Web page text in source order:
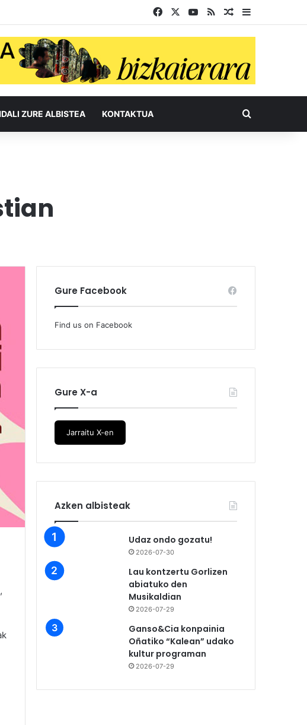
Facebook YouTube
RSS Ausazko
ZURE ALBISTEA KONTAKTUA Bilatu
Gure Facebook
Find us on Facebook
Gure X-a
Jarraitu X-en
Azken albisteak
Udaz ondo gozatu!
2026-07-30
Lau kontzertu Gorlizen
abiatuko den
Musikaldian
2026-07-29
Ganso&Cia konpainia
Oñatiko “Kalean” udako
kultur programan
2026-07-29